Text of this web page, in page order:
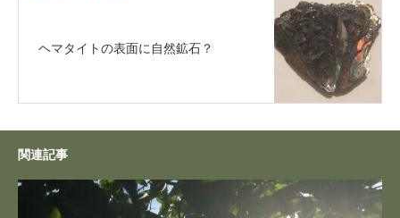
ヘマタイトの表面に自然鉱石？
関連記事